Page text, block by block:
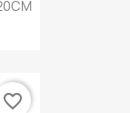
favorite_border